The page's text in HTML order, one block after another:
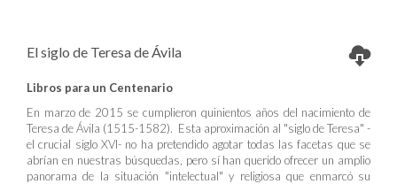
El siglo de Teresa de Ávila
Libros para un Centenario
En marzo de 2015 se cumplieron quinientos años del nacimiento de
Teresa de Ávila (1515-1582). Esta aproximación al "siglo de Teresa" -
el crucial siglo XVI- no ha pretendido agotar todas las facetas que se
abrían en nuestras búsquedas, pero sí han querido ofrecer un amplio
panorama de la situación "intelectual" y religiosa que enmarcó su